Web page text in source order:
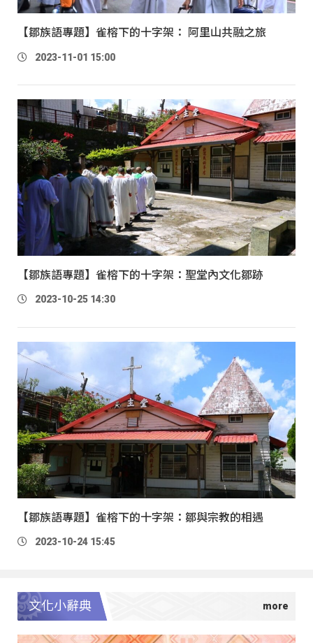
【鄒族語專題】雀榕下的十字架： 阿里山共融之旅
2023-11-01 15:00
【鄒族語專題】雀榕下的十字架：聖堂內文化鄒跡
2023-10-25 14:30
【鄒族語專題】雀榕下的十字架：鄒與宗教的相遇
2023-10-24 15:45
文化小辭典